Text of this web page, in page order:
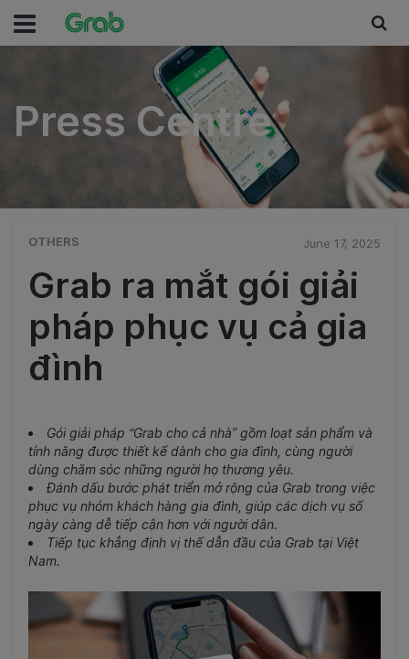
Press Centre
Press Centre
OTHERS June 17, 2025
Grab ra mắt gói giải
pháp phục vụ cả gia
đình
Gói giải pháp “Grab cho cả nhà” gồm loạt sản phẩm và
tính năng được thiết kế dành cho gia đình, cùng người
dùng chăm sóc những người họ thương yêu.
Đánh dấu bước phát triển mở rộng của Grab trong việc
phục vụ nhóm khách hàng gia đình, giúp các dịch vụ số
ngày càng dễ tiếp cận hơn với người dân.
Tiếp tục khẳng định vị thế dẫn đầu của Grab tại Việt
Nam.